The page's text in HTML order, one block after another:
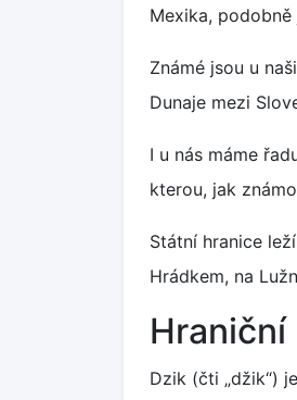
Mexika, podobně
Známé jsou u
Dunaje mezi
I u nás máme
kterou, jak
Státní hranice
Hrádkem, na
Hraniční
Dzik (čti „džik“)